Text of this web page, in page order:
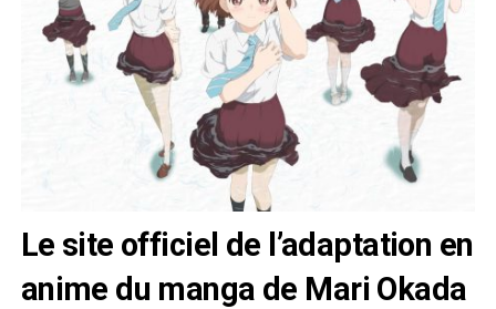
Le site officiel de l’adaptation en
anime du manga de Mari Okada